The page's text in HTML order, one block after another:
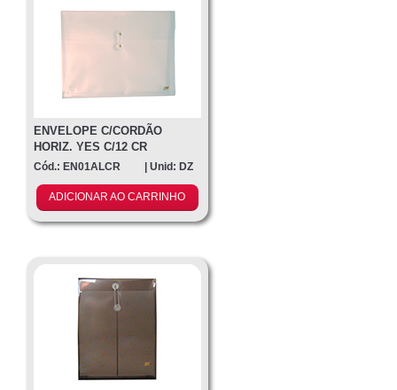
ENVELOPE C/CORDÃO
HORIZ. YES C/12 CR
Cód.: EN01ALCR | Unid: DZ
ADICIONAR AO CARRINHO